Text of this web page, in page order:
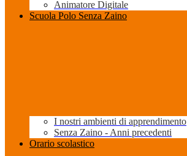
Animatore Digitale
Scuola Polo Senza Zaino
I nostri ambienti di apprendimento
Senza Zaino - Anni precedenti
Orario scolastico